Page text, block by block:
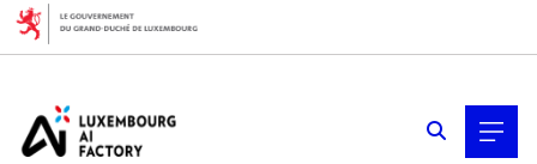
Cookies management panel